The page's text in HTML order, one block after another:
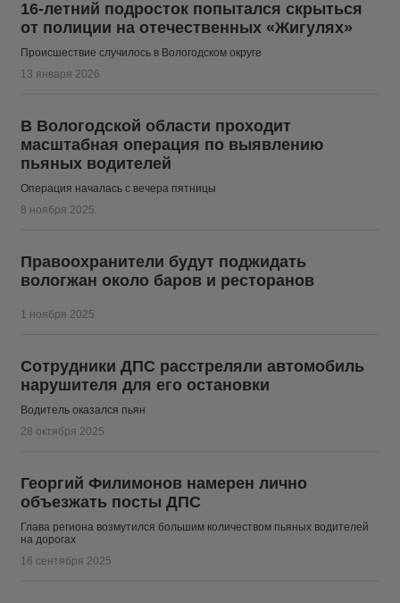
16-летний подросток попытался скрыться
от полиции на отечественных «Жигулях»
Происшествие случилось в Вологодском округе
13 января 2026
В Вологодской области проходит
масштабная операция по выявлению
пьяных водителей
Операция началась с вечера пятницы
8 ноября 2025
Правоохранители будут поджидать
вологжан около баров и ресторанов
1 ноября 2025
Сотрудники ДПС расстреляли автомобиль
нарушителя для его остановки
Водитель оказался пьян
28 октября 2025
Георгий Филимонов намерен лично
объезжать посты ДПС
Глава региона возмутился большим количеством пьяных водителей
на дорогах
16 сентября 2025